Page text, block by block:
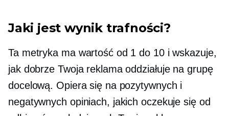
Jaki jest wynik trafności?
Ta metryka ma wartość od 1 do 10 i wskazuje,
jak dobrze Twoja reklama oddziałuje na grupę
docelową. Opiera się na pozytywnych i
negatywnych opiniach, jakich oczekuje się od